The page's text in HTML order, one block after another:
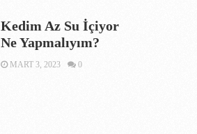
Kedim Az Su İçiyor
Ne Yapmalıyım?
MART 3, 2023 0